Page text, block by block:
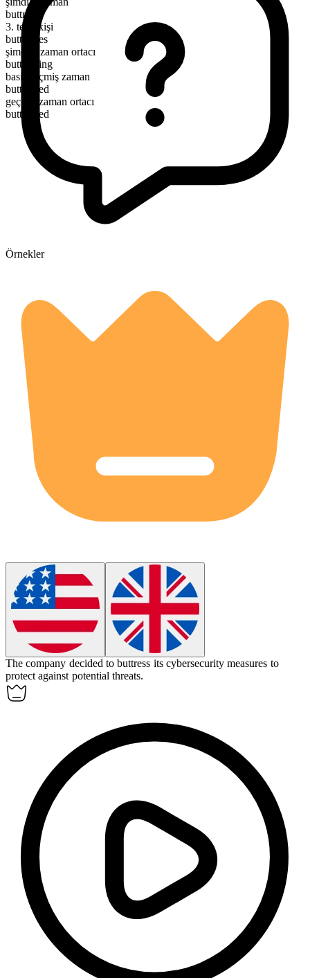
buttress
3. tekil kişi
buttresses
şimdiki zaman ortacı
buttressing
basit geçmiş zaman
buttressed
geçmiş zaman ortacı
buttressed
Örnekler
The company decided tobuttress its cybersecurity measures to
protect against potential threats.